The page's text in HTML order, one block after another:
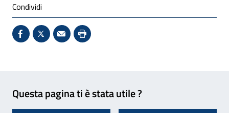
Condividi
Condividi su Facebook - Sito esterno - Apertura in
X - Sito esterno - Apertura in nuova finestra
Invio Mail: apre il programma di posta
Stampa pagina: scelta meno
Questa pagina ti è stata utile ?